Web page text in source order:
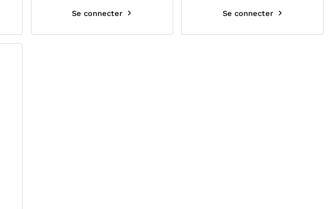
Se connecter Se connecter